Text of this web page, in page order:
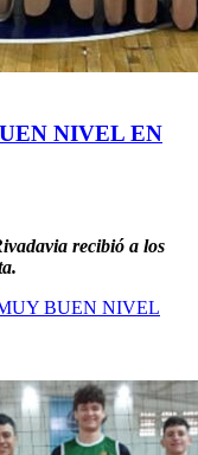
NIVEL EN
recibió a los
BUEN NIVEL